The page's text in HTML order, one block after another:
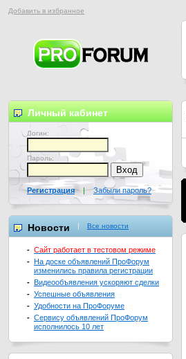
Добавить в избранное
Личный кабинет
Логин:
Пароль:
Регистрация | Забыли пароль?
Новости Все новости
- Сайт работает в тестовом режиме
- На доске объявлений ПроФорум
изменились правила регистрации
- Видеообъявления ускоряют сделки
- Успешные объявления
- Удобности на ПроФоруме
- Сервису объявлений ПроФорум
исполнилось 10 лет